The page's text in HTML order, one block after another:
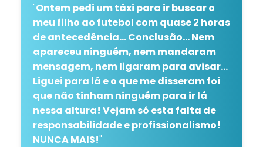
"Ontem pedi um táxi para ir buscar o
meu filho ao futebol com quase 2 horas
de antecedência... Conclusão... Nem
apareceu ninguém, nem mandaram
mensagem, nem ligaram para avisar...
Liguei para lá e o que me disseram foi
que não tinham ninguém para ir lá
nessa altura! Vejam só esta falta de
responsabilidade e profissionalismo!
NUNCA MAIS!"